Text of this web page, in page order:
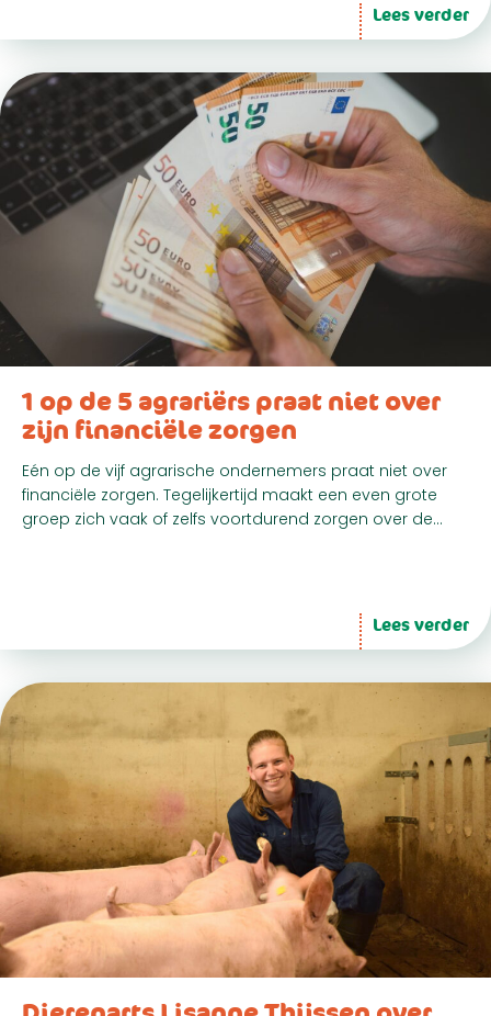
Lees verder
1 op de 5 agrariërs praat niet over
zijn financiële zorgen
Eén op de vijf agrarische ondernemers praat niet over
financiële zorgen. Tegelijkertijd maakt een even grote
groep zich vaak of zelfs voortdurend zorgen over de…
Lees verder